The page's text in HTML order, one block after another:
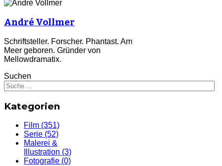
André Vollmer
Schriftsteller. Forscher. Phantast. Am
Meer geboren. Gründer von
Mellowdramatix.
Suchen
Kategorien
Film (351)
Serie (52)
Malerei &
Illustration (3)
Fotografie (0)